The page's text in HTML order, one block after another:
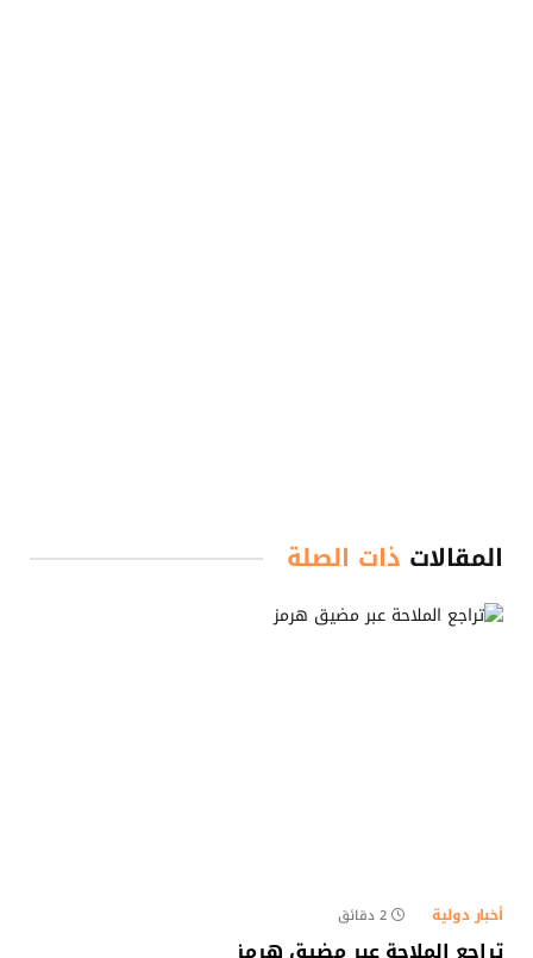
المقالات ذات الصلة
أخبار دولية 2 دقائق